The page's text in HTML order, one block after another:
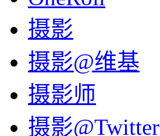
摄影
摄影@维基
摄影师
摄影@Twitter